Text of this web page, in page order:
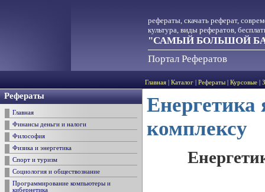
рефераты, скачать реферат,
культура, виды рефератов,
"САМЫЙ БОЛЬШОЙ
Портал Рефератов
Главная Каталог Рефераты Курсовые
Рефераты
Главная
Финансы деньги и налоги
Философия
Физика и энергетика
Спорт и туризм
Социология и обществознание
Программирование компьютеры и
кибернетика
Енергетика
комплексу